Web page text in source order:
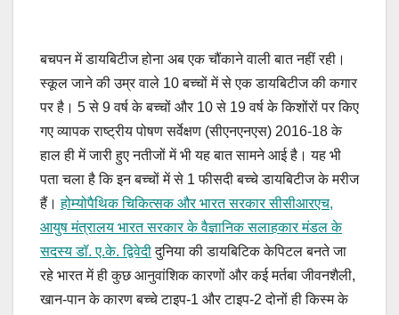
बचपन में डायबिटीज होना अब एक चौंकाने वाली बात नहीं रही।
स्कूल जाने की उम्र वाले 10 बच्चों में से एक डायबिटीज की कगार
पर है। 5 से 9 वर्ष के बच्चों और 10 से 19 वर्ष के किशोंरों पर किए
गए व्यापक राष्ट्रीय पोषण सर्वेक्षण (सीएनएनएस) 2016-18 के
हाल ही में जारी हुए नतीजों में भी यह बात सामने आई है। यह भी
पता चला है कि इन बच्चों में से 1 फीसदी बच्चे डायबिटीज के मरीज
हैं।होम्योपैथिक चिकित्सक और भारत सरकार सीसीआरएच,
आयुष मंत्रालय भारत सरकार के वैज्ञानिक सलाहकार मंडल के
सदस्य डॉ. ए.के. द्विवेदीदुनिया की डायबिटिक केपिटल बनते जा
रहे भारत में ही कुछ आनुवांशिक कारणों और कई मर्तबा जीवनशैली,
खान-पान के कारण बच्चे टाइप-1 और टाइप-2 दोनों ही किस्म के